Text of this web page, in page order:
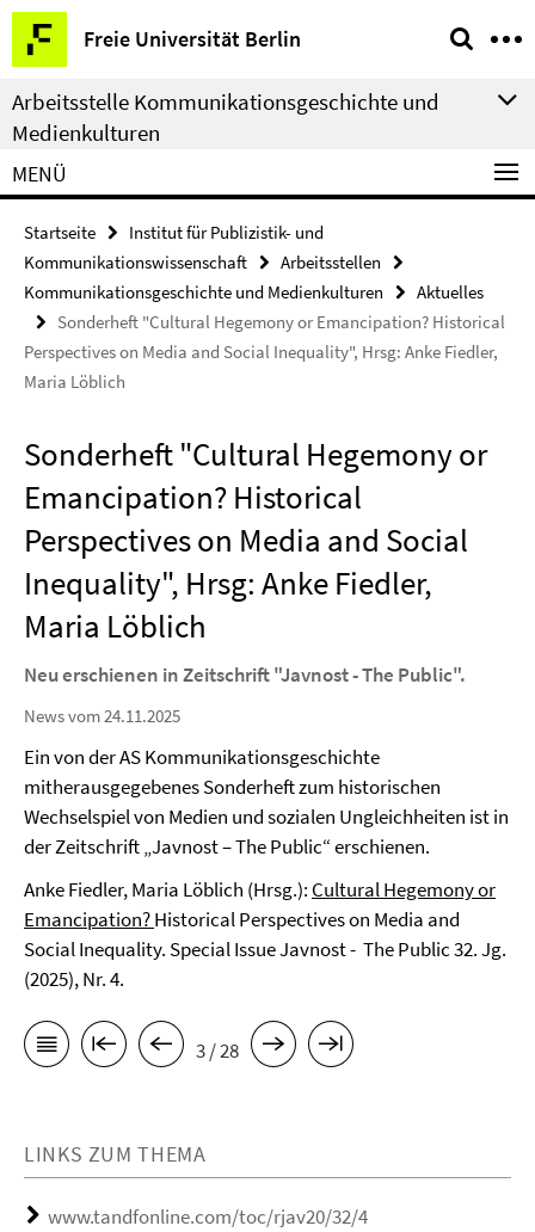
Springe
direkt
zu
Inhalt
Freie Universität Berlin
Service-
Navigation
Arbeitsstelle Kommunikationsgeschichte und
Medienkulturen
MENÜ
Startseite
Institut für Publizistik- und
Kommunikationswissenschaft
Arbeitsstellen
Kommunikationsgeschichte und Medienkulturen
Aktuelles
Sonderheft "Cultural Hegemony or Emancipation? Historical
Perspectives on Media and Social Inequality", Hrsg: Anke Fiedler,
Maria Löblich
Sonderheft "Cultural Hegemony or
Emancipation? Historical
Perspectives on Media and Social
Inequality", Hrsg: Anke Fiedler,
Maria Löblich
Neu erschienen in Zeitschrift "Javnost - The Public".
News vom 24.11.2025
Ein von der AS Kommunikationsgeschichte
mitherausgegebenes Sonderheft zum historischen
Wechselspiel von Medien und sozialen Ungleichheiten ist in
der Zeitschrift „Javnost – The Public“ erschienen.
Anke Fiedler, Maria Löblich (Hrsg.): Cultural Hegemony or
Emancipation?Historical Perspectives on Media and
Social Inequality. Special Issue Javnost - The Public 32. Jg.
(2025), Nr. 4.
3 / 28
LINKS ZUM THEMA
www.tandfonline.com/toc/rjav20/32/4